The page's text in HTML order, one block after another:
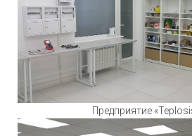
Предприятие